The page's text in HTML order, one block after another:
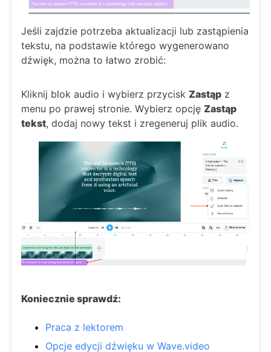
Jeśli zajdzie potrzeba aktualizacji lub zastąpienia
tekstu, na podstawie którego wygenerowano
dźwięk, można to łatwo zrobić:
Kliknij blok audio i wybierz przycisk Zastąp z
menu po prawej stronie. Wybierz opcję Zastąp
tekst, dodaj nowy tekst i zregeneruj plik audio.
Koniecznie sprawdź:
Praca z lektorem
Opcje edycji dźwięku w Wave.video